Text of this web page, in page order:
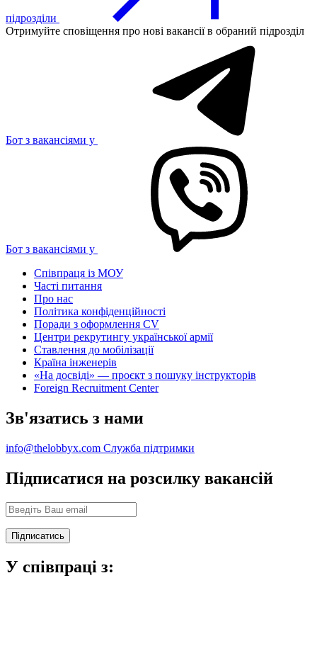
підрозділи
Отримуйте сповіщення про нові вакансії в обраний підрозділ
Бот з вакансіями у
Бот з вакансіями у
Співпраця із МОУ
Часті питання
Про нас
Політика конфіденційності
Поради з оформлення CV
Центри рекрутингу української армії
Ставлення до мобілізації
Країна інженерів
«На досвіді» — проєкт з пошуку інструкторів
Foreign Recruitment Center
Зв'язатись з нами
info@thelobbyx.com Служба підтримки
Підписатися на розсилку вакансій
У співпраці з: